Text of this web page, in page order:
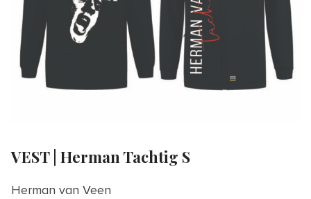
VEST | Herman Tachtig S
Herman van Veen